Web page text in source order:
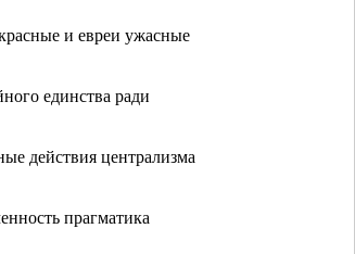
и евреи ужасные
единства ради
действия централизма
прагматика